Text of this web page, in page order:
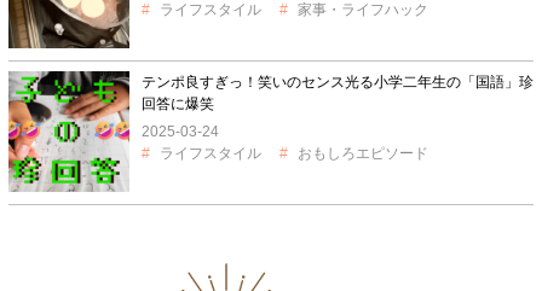
ライフスタイル
家事・ライフハック
テンポ良すぎっ！笑いのセンス光る小学二年生の「国語」珍
回答に爆笑
2025-03-24
ライフスタイル
おもしろエピソード